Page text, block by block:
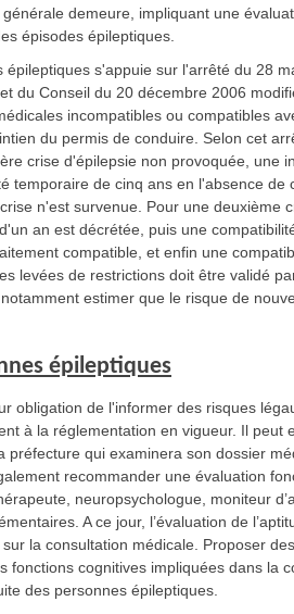
demeure, impliquant une
épisodes épileptiques.
s'appuie sur l'arrêté du 28
du Conseil du 20 décembre 2006
incompatibles ou compatibles
du permis de conduire. Selon cet
crise d'épilepsie non provoquée, une
temporaire de cinq ans en l'absence de
n'est survenue. Pour une deuxième
an est décrétée, puis une
compatible, et enfin une
levées de restrictions doit être validé
estimer que le risque de
épileptiques
obligation de l'informer des risques
à la réglementation en vigueur. Il peut
qui examinera son dossier
recommander une évaluation
neuropsychologue, moniteur
A ce jour, l’évaluation de
la consultation médicale. Proposer
cognitives impliquées dans la
des personnes épileptiques.